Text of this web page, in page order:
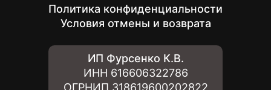
Политика конфиденциальности
Условия отмены и возврата
ИП Фурсенко К.В.
ИНН 616606322786
ОГРНИП 318619600202822